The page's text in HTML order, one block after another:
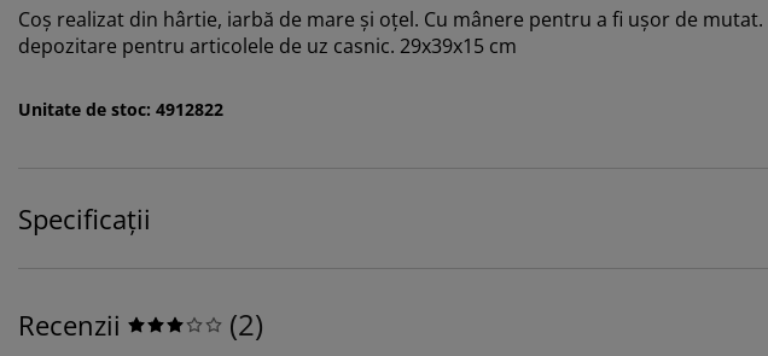
Coș realizat din hârtie, iarbă de mare și oțel. Cu mânere pentru a fi ușor de
depozitare pentru articolele de uz casnic. 29x39x15 cm
Unitate de stoc: 4912822
Specificații
Recenzii (2)